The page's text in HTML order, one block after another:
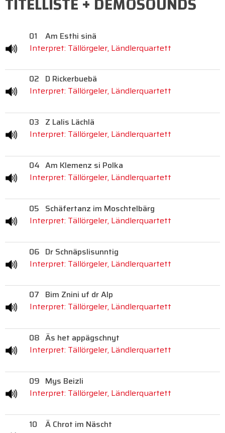
01
Am Esthi sinä
Interpret: Tällörgeler, Ländlerquartett
02 D Rickerbuebä
Interpret: Tällörgeler, Ländlerquartett
03 Z Lalis Lächlä
Interpret: Tällörgeler, Ländlerquartett
04 Am Klemenz si Polka
Interpret: Tällörgeler, Ländlerquartett
05 Schäfertanz im Moschtelbärg
Interpret: Tällörgeler, Ländlerquartett
06 Dr Schnäpslisunntig
Interpret: Tällörgeler, Ländlerquartett
07 Bim Znini uf dr Alp
Interpret: Tällörgeler, Ländlerquartett
08 Äs het appägschnyt
Interpret: Tällörgeler, Ländlerquartett
09 Mys Beizli
Interpret: Tällörgeler, Ländlerquartett
10
Ä Chrot im Näscht